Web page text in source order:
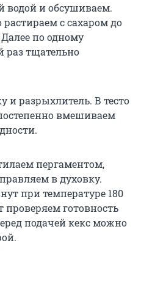
и обсушиваем.
с сахаром до
по одному
раз тщательно
и разрыхлитель. В тесто
вмешиваем
пергаментом,
в духовку.
при температуре 180
проверяем готовность
подачей кекс можно